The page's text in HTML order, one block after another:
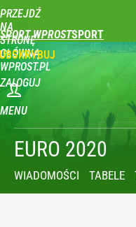
PRZEJDŹ
NA
STRONĘ
GŁÓWNĄ
WPROST.PL
SPORT WPROST
ZALOGUJ
MENU
EURO 2020
WIADOMOŚCI TABELE